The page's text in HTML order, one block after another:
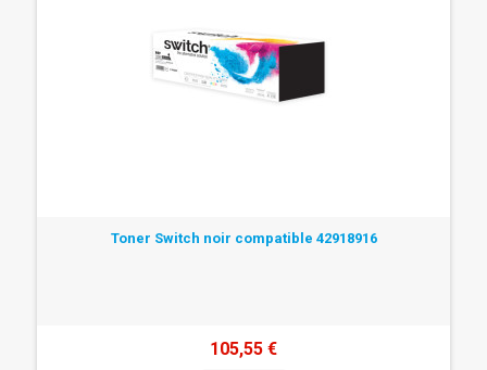
Toner Switch noir compatible 42918916
105,55 €